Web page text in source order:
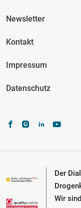
Fusszeile
Newsletter
Kontakt
Impressum
Datenschutz
Der
Wir